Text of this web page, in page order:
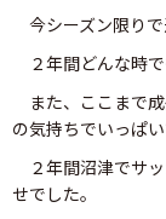
今シーズン限りで
２年間どんな時で
また、ここまで
の気持ちでいっぱい
２年間沼津でサ
せでした。